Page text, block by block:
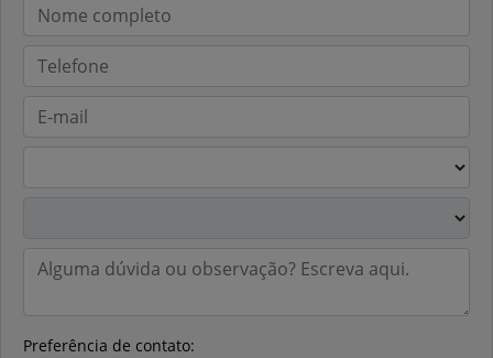
Preferência de contato: